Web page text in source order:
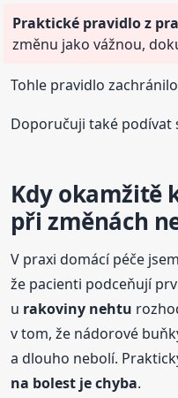
Praktické pravidlo z
změnu jako vážnou,
Tohle pravidlo
Doporučuji také podívat
Kdy okamžitě
při změnách
V praxi domácí péče
že pacienti podceňují
u rakoviny nehtu
v tom, že nádorové
a dlouho nebolí.
na bolest je chyba.